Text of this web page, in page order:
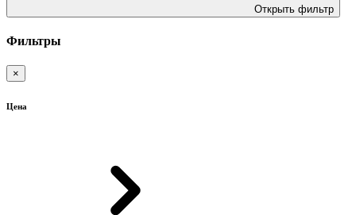
Открыть фильтр
Фильтры
×
Цена